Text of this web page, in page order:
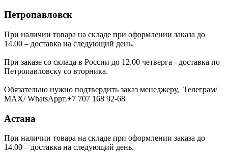
Петропавловск
При наличии товара на складе при оформлении заказа до
14.00 – доставка на следующий день.
При заказе со склада в России до 12.00 четверга - доставка по
Петропавловску со вторника.
Обязательно нужно подтвердить заказ менеджеру, Телеграм/
МАХ/ WhatsAppт.+7 707 168 92-68
Астана
При наличии товара на складе при оформлении заказа до
14.00 – доставка на следующий день.